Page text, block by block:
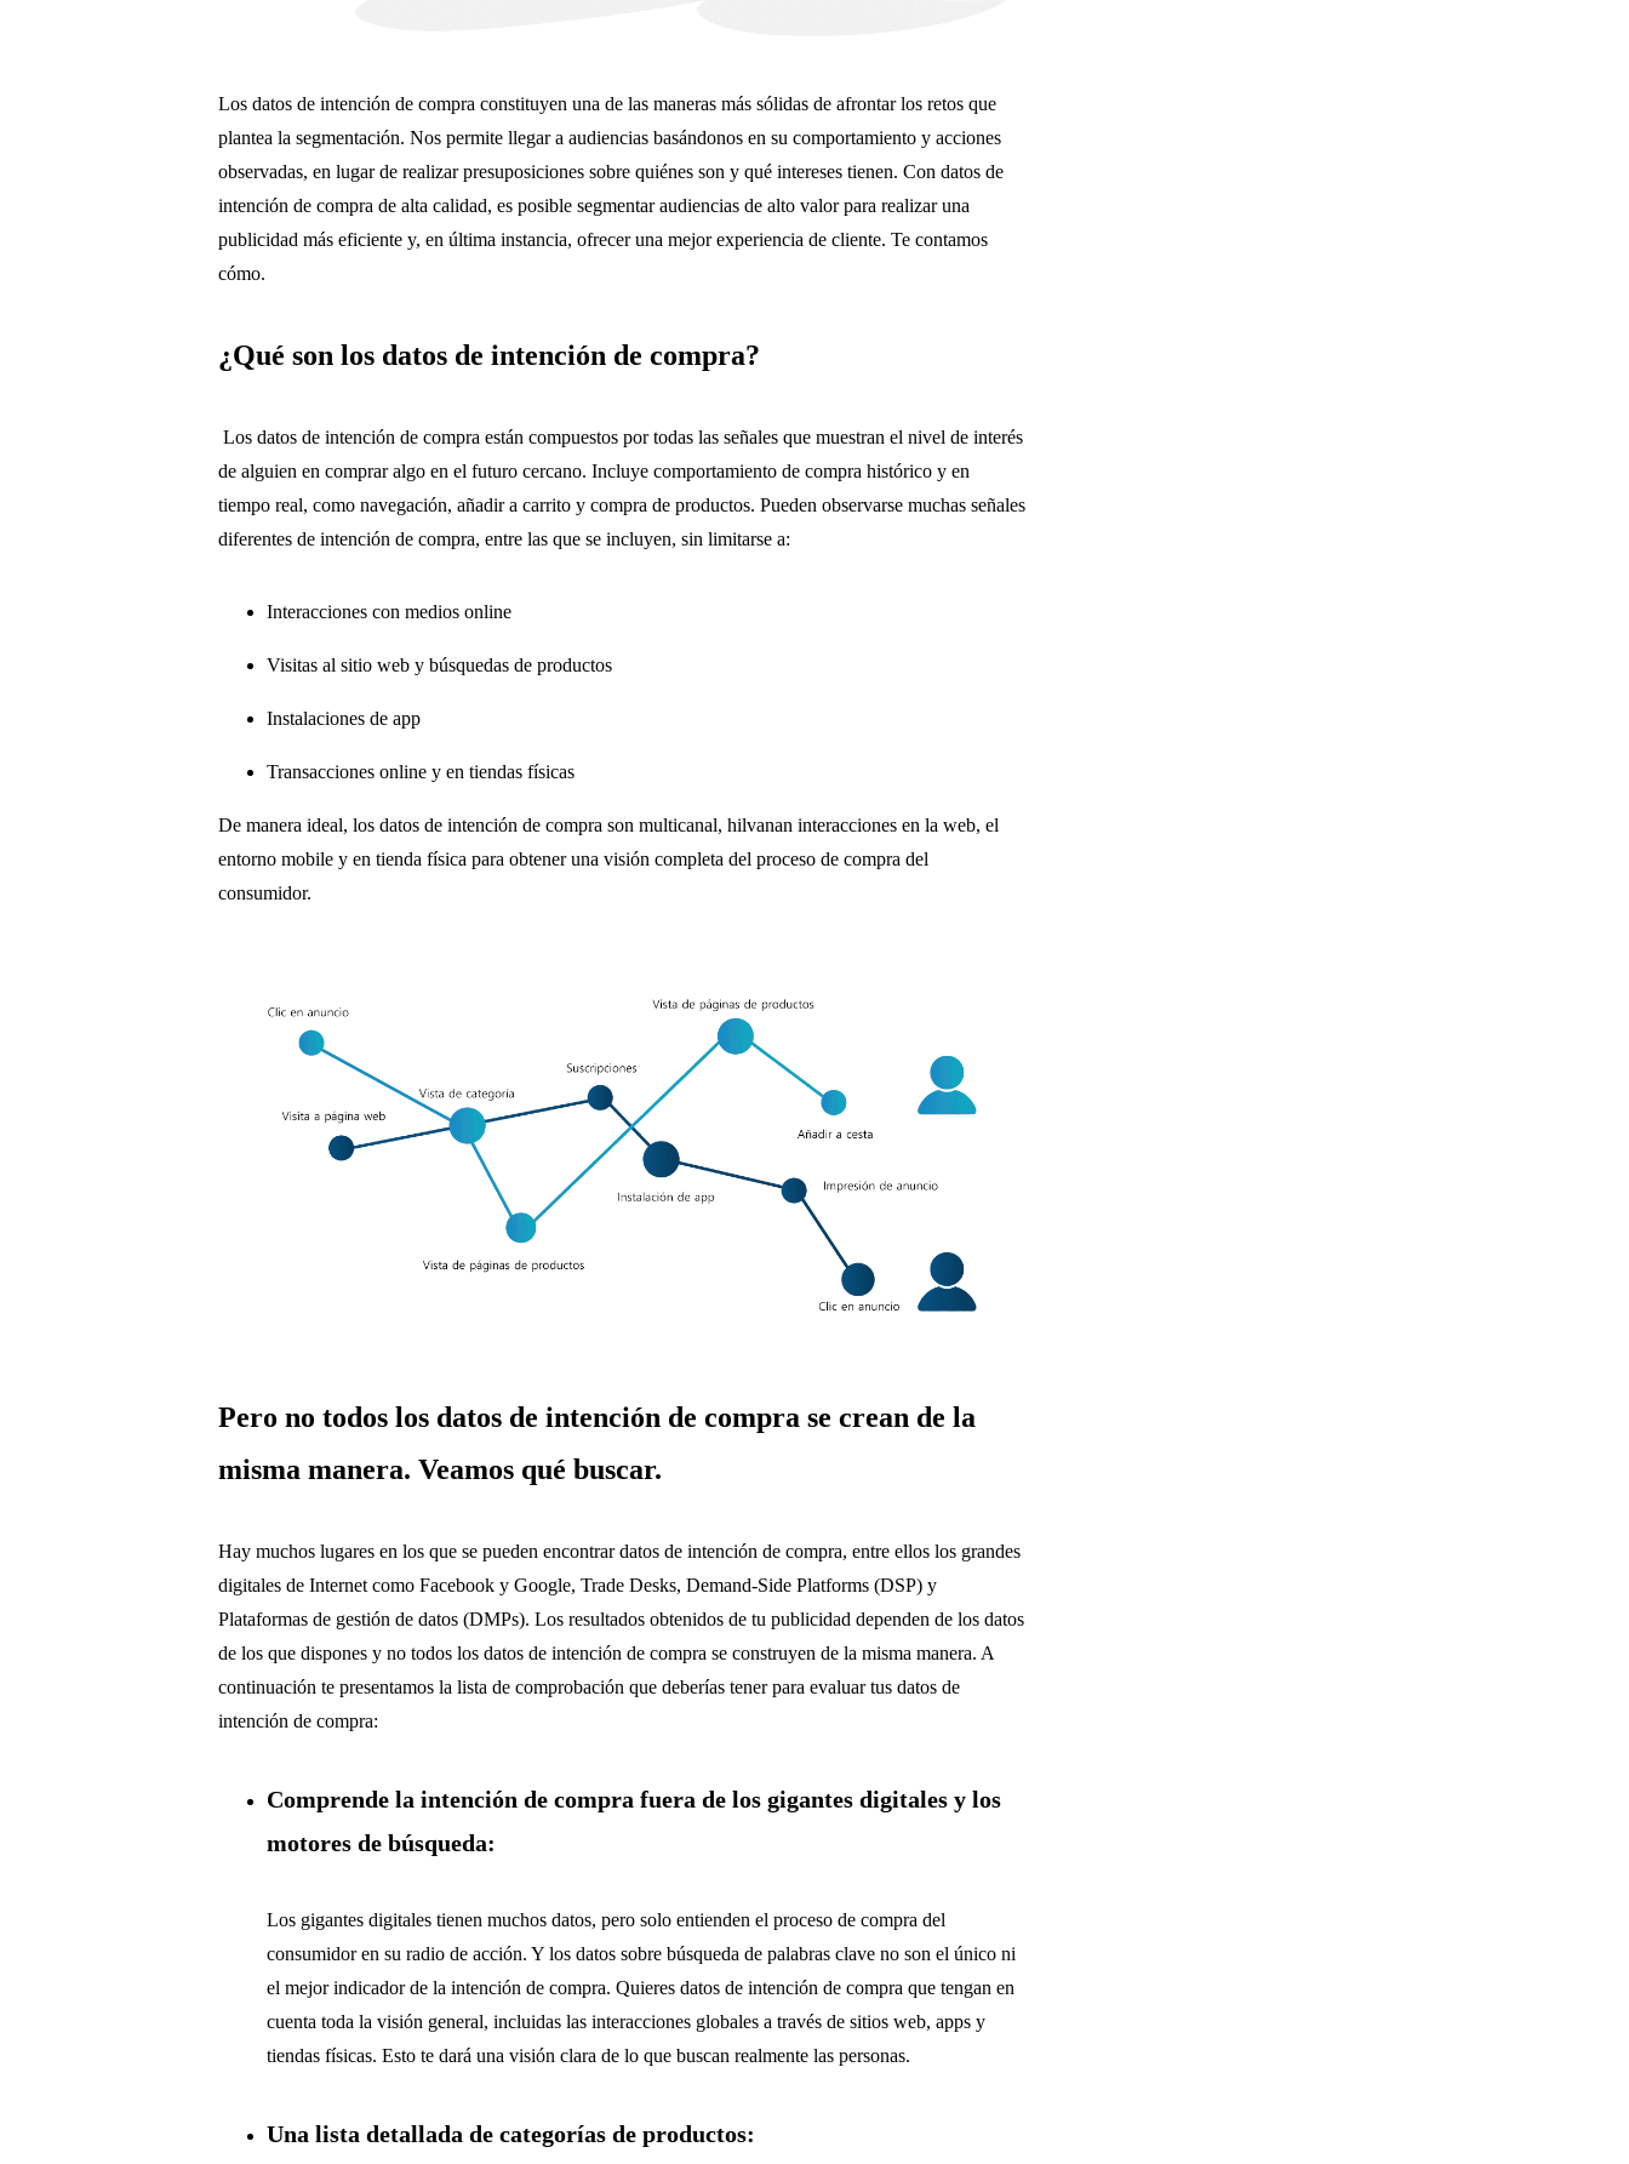
Los datos de intención de compra constituyen una de las maneras más sólidas de afrontar los retos que
plantea la segmentación. Nos permite llegar a audiencias basándonos en su comportamiento y acciones
observadas, en lugar de realizar presuposiciones sobre quiénes son y qué intereses tienen. Con datos de
intención de compra de alta calidad, es posible segmentar audiencias de alto valor para realizar una
publicidad más eficiente y, en última instancia, ofrecer una mejor experiencia de cliente. Te contamos
cómo.
¿Qué son los datos de intención de compra?
Los datos de intención de compra están compuestos por todas las señales que muestran el nivel de interés
de alguien en comprar algo en el futuro cercano. Incluye comportamiento de compra histórico y en
tiempo real, como navegación, añadir a carrito y compra de productos. Pueden observarse muchas señales
diferentes de intención de compra, entre las que se incluyen, sin limitarse a:
Interacciones con medios online
Visitas al sitio web y búsquedas de productos
Instalaciones de app
Transacciones online y en tiendas físicas
De manera ideal, los datos de intención de compra son multicanal, hilvanan interacciones en la web, el
entorno mobile y en tienda física para obtener una visión completa del proceso de compra del
consumidor.
Pero no todos los datos de intención de compra se crean de la
misma manera. Veamos qué buscar.
Hay muchos lugares en los que se pueden encontrar datos de intención de compra, entre ellos los grandes
digitales de Internet como Facebook y Google, Trade Desks, Demand-Side Platforms (DSP) y
Plataformas de gestión de datos (DMPs). Los resultados obtenidos de tu publicidad dependen de los datos
de los que dispones y no todos los datos de intención de compra se construyen de la misma manera. A
continuación te presentamos la lista de comprobación que deberías tener para evaluar tus datos de
intención de compra:
Comprende la intención de compra fuera de los gigantes digitales y los
motores de búsqueda:
Los gigantes digitales tienen muchos datos, pero solo entienden el proceso de compra del
consumidor en su radio de acción. Y los datos sobre búsqueda de palabras clave no son el único ni
el mejor indicador de la intención de compra. Quieres datos de intención de compra que tengan en
cuenta toda la visión general, incluidas las interacciones globales a través de sitios web, apps y
tiendas físicas. Esto te dará una visión clara de lo que buscan realmente las personas.
Una lista detallada de categorías de productos: